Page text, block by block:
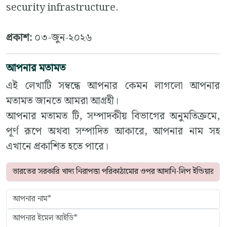
security infrastructure.
প্রকাশ:০৩-জুন-২০২৬
আপনার মতামত
এই লেখাটি সম্বন্ধে আপনার কেমন লাগলো আপনার
মতামত জানতে আমরা আগ্রহী।
আপনার মতামত টি, সম্পাদকীয় বিভাগের অনুমতিক্রমে,
পূর্ণ রূপে অথবা সম্পাদিত আকারে, আপনার নাম সহ
এখানে প্রকাশিত হতে পারে।